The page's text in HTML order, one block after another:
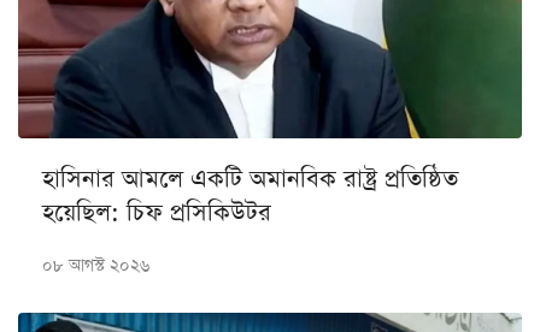
হাসিনার আমলে একটি অমানবিক রাষ্ট্র প্রতিষ্ঠিত
হয়েছিল: চিফ প্রসিকিউটর
০৮ আগস্ট ২০২৬